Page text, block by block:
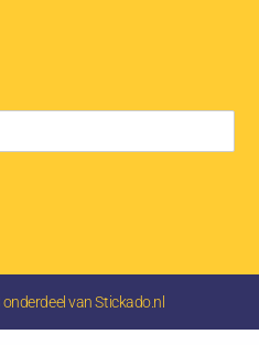
van Stickado.nl